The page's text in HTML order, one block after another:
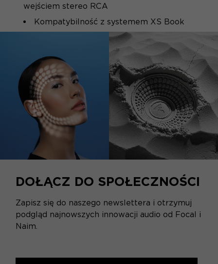
wejściem stereo RCA
Kompatybilność z systemem XS Book
DOŁĄCZ DO SPOŁECZNOŚCI
Zapisz się do naszego newslettera i otrzymuj
podgląd najnowszych innowacji audio od Focal i
Naim.